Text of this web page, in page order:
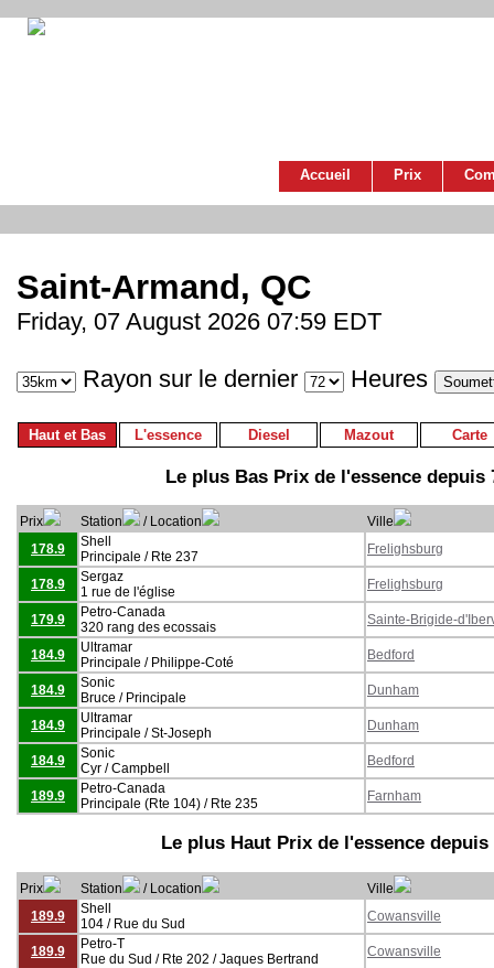
Accueil Prix
Saint-Armand, QC
Friday, 07 August 2026 07:59 EDT
Rayon sur le dernier Heures
Haut et Bas L'essence Diesel Mazout Carte
Le plus Bas Prix de l'essence depuis
Prix Station / Location
Ville
178.9
Shell
Principale / Rte 237
Frelighsburg
178.9
Sergaz
1 rue de l'église
Frelighsburg
179.9
Petro-Canada
320 rang des ecossais
Sainte-Brigide-
184.9
Ultramar
Principale / Philippe-Coté
Bedford
184.9
Sonic
Bruce / Principale
Dunham
184.9
Ultramar
Principale / St-Joseph
Dunham
184.9
Sonic
Cyr / Campbell
Bedford
189.9
Petro-Canada
Principale (Rte 104) / Rte 235
Farnham
Le plus Haut Prix de l'essence depuis
Prix Station / Location
Ville
189.9
Shell
104 / Rue du Sud
Cowansville
189.9
Petro-T
Rue du Sud / Rte 202 / Jaques Bertrand
Cowansville